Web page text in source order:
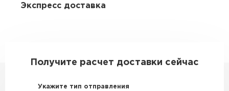
Экспресс доставка
Получите расчет доставки сейчас
Укажите тип отправления